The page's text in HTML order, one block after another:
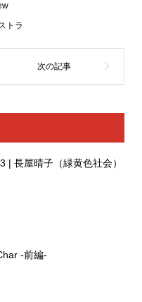
トラ
| 長屋晴子（緑黄色社会）
-前編-